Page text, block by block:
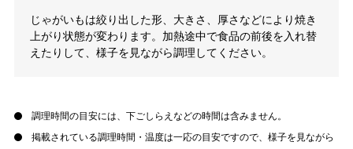
じゃがいもは絞り出した形、大きさ、厚さなどにより焼き
上がり状態が変わります。加熱途中で食品の前後を入れ替
えたりして、様子を見ながら調理してください。
調理時間の目安には、下ごしらえなどの時間は含みません。
掲載されている調理時間・温度は一応の目安ですので、様子を見ながら